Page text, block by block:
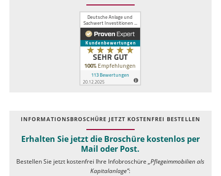
INFOR­MATIONS­BROSCHÜRE JETZT KOSTEN­FREI BESTELLEN
Erhalten Sie jetzt die Broschüre kostenlos per
Mail oder Post.
Bestellen Sie jetzt kostenfrei Ihre Infobroschüre„Pflegeimmobilien als
Kapitalanlage”: